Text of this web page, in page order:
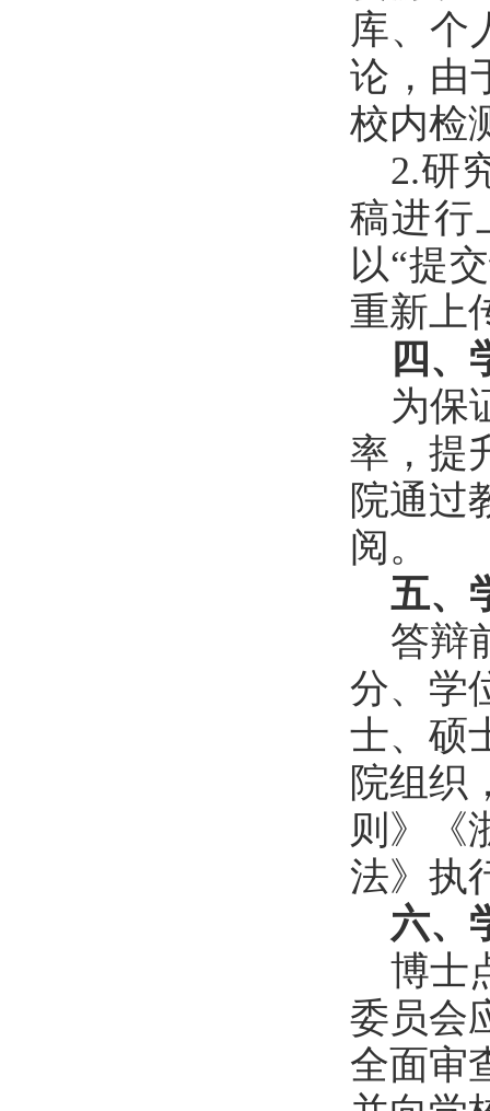
库、个
论，由
校内检
2.研
稿进行
以“提
重新上
四、
为保
率，提
院通过
阅。
五、
答辩
分、学
士、硕
院组织
则》《
法》执
六、
博士
委员会
全面审